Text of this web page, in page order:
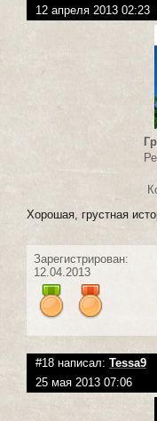
12 апреля 2013 02:23
Хорошая, грустная
Зарегистрирован:
12.04.2013
#18 написал: Tessa9
25 мая 2013 07:06